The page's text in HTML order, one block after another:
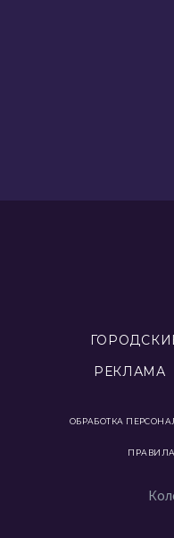
РЕКЛАМА
ОБРАБОТКА
ПРАВИЛА